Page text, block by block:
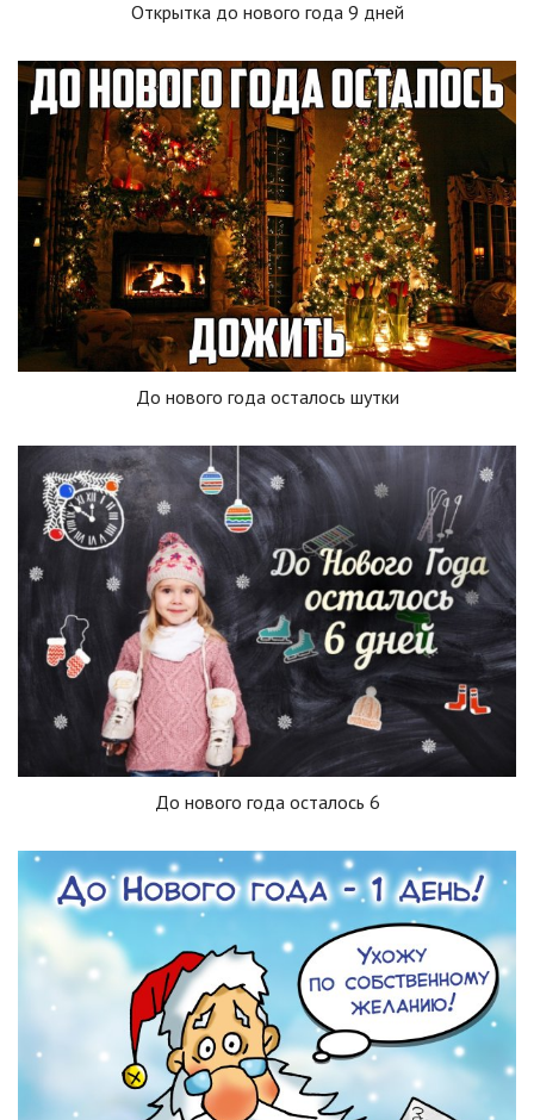
Открытка до нового года 9 дней
До нового года осталось шутки
До нового года осталось 6